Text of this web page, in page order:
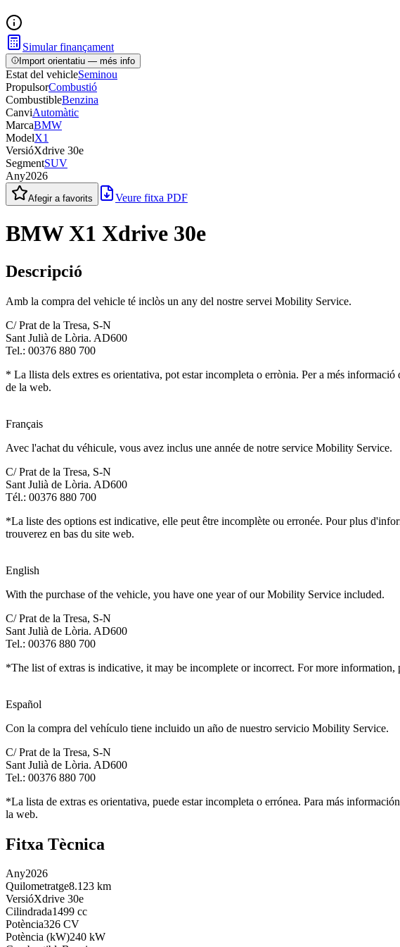
Simular finançament
Import orientatiu — més info
Estat del vehicleSeminou
PropulsorCombustió
CombustibleBenzina
CanviAutomàtic
MarcaBMW
ModelX1
VersióXdrive 30e
SegmentSUV
Any2026
Afegir a favorits Veure fitxa PDF
BMW X1 Xdrive 30e
Descripció
Amb la compra del vehicle té inclòs un any del nostre servei Mobility Service.
C/ Prat de la Tresa, S-N
Sant Julià de Lòria. AD600
Tel.: 00376 880 700
* La llista dels extres es orientativa, pot estar incompleta o errònia. Per a més
de la web.
Français
Avec l'achat du véhicule, vous avez inclus une année de notre service Mobility Service.
C/ Prat de la Tresa, S-N
Sant Julià de Lòria. AD600
Tél.: 00376 880 700
*La liste des options est indicative, elle peut être incomplète ou erronée. Pour plus
trouverez en bas du site web.
English
With the purchase of the vehicle, you have one year of our Mobility Service included.
C/ Prat de la Tresa, S-N
Sant Julià de Lòria. AD600
Tel.: 00376 880 700
*The list of extras is indicative, it may be incomplete or incorrect. For more
Español
Con la compra del vehículo tiene incluido un año de nuestro servicio Mobility Service.
C/ Prat de la Tresa, S-N
Sant Julià de Lòria. AD600
Tel.: 00376 880 700
*La lista de extras es orientativa, puede estar incompleta o errónea. Para más
la web.
Fitxa Tècnica
Any2026
Quilometratge8.123 km
VersióXdrive 30e
Cilindrada1499 cc
Potència326 CV
Potència (kW)240 kW